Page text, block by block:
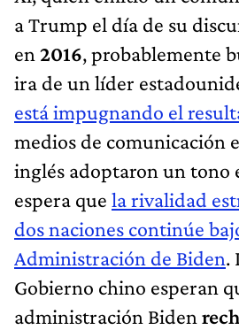
a Trump el día de su
en 2016, probablemente
ira de un líder
está impugnando el
medios de comunicación
inglés adoptaron un tono
espera que la rivalidad
dos naciones continúe
Administración de Biden.
Gobierno chino esperan
administración Biden